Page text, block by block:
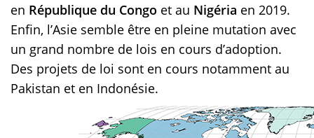
en République du Congo et au Nigéria en 2019.
Enfin, l’Asie semble être en pleine mutation avec
un grand nombre de lois en cours d’adoption.
Des projets de loi sont en cours notamment au
Pakistan et en Indonésie.